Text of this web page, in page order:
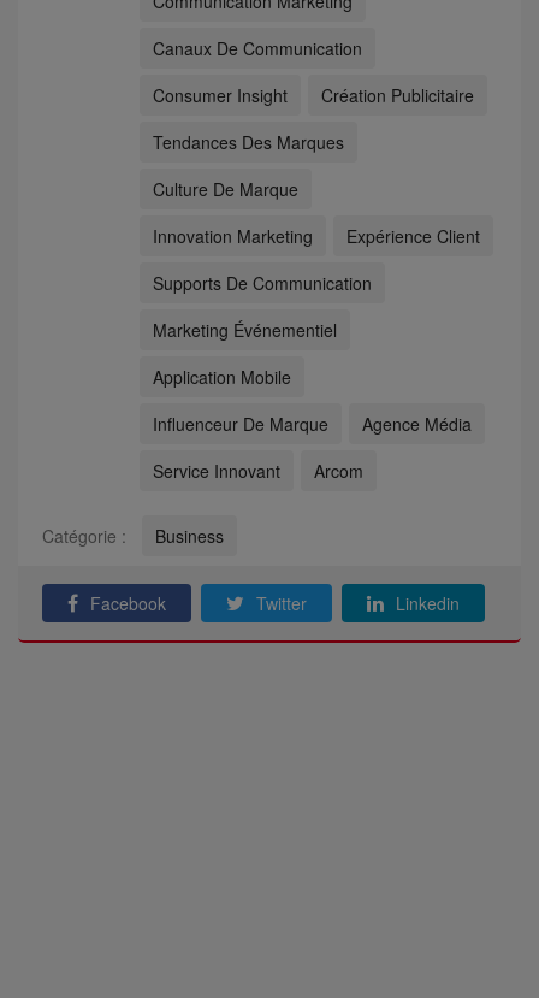
Canaux De Communication
Consumer Insight
Création Publicitaire
Tendances Des Marques
Culture De Marque
Innovation Marketing
Expérience Client
Supports De Communication
Marketing Événementiel
Application Mobile
Influenceur De Marque
Agence Média
Service Innovant
Arcom
Catégorie : Business
Facebook Twitter Linkedin